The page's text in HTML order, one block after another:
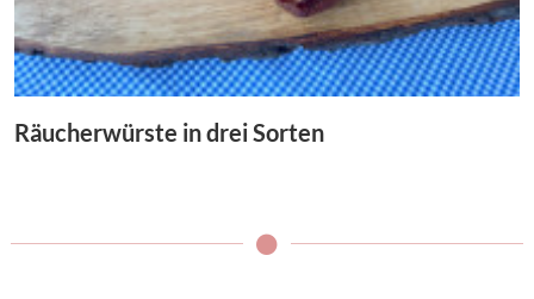
Räucherwürste in drei Sorten